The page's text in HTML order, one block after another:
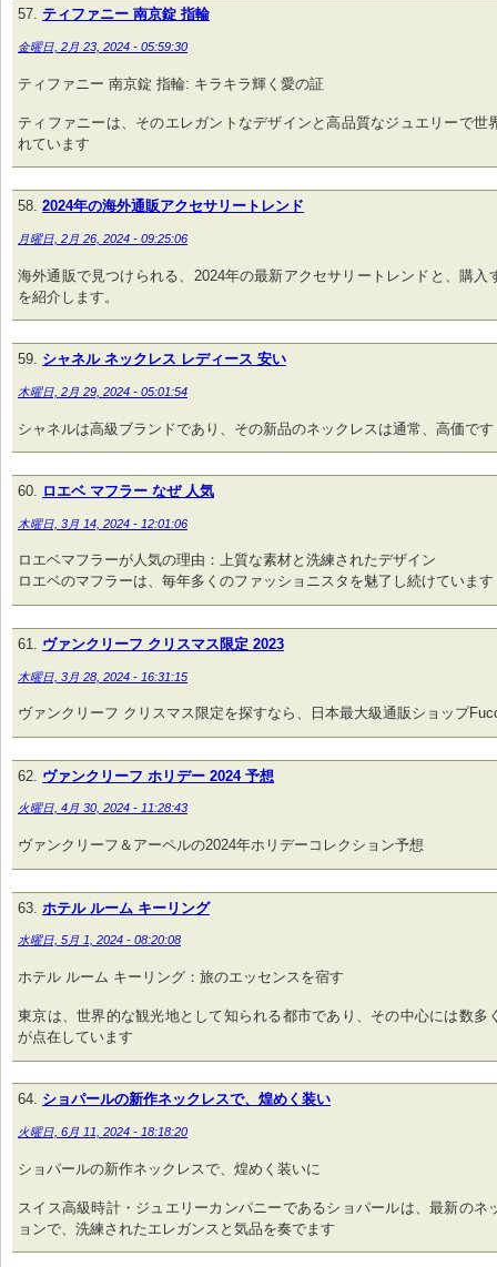
ティファニー 南京錠 指輪
金曜日, 2月 23, 2024 - 05:59:30
ティファニー 南京錠 指輪: キラキラ輝く愛の証
ティファニーは、そのエレガントなデザインと高品質なジュエリーで世
れています
2024年の海外通販アクセサリートレンド
月曜日, 2月 26, 2024 - 09:25:06
海外通販で見つけられる、2024年の最新アクセサリートレンドと、購入
を紹介します。
シャネル ネックレス レディース 安い
木曜日, 2月 29, 2024 - 05:01:54
シャネルは高級ブランドであり、その新品のネックレスは通常、高価です
ロエベ マフラー なぜ 人気
木曜日, 3月 14, 2024 - 12:01:06
ロエベマフラーが人気の理由：上質な素材と洗練されたデザイン
ロエベのマフラーは、毎年多くのファッショニスタを魅了し続けています
ヴァンクリーフ クリスマス限定 2023
木曜日, 3月 28, 2024 - 16:31:15
ヴァンクリーフ クリスマス限定を探すなら、日本最大級通販ショップ
ヴァンクリーフ ホリデー 2024 予想
火曜日, 4月 30, 2024 - 11:28:43
ヴァンクリーフ＆アーペルの2024年ホリデーコレクション予想
ホテル ルーム キーリング
水曜日, 5月 1, 2024 - 08:20:08
ホテル ルーム キーリング：旅のエッセンスを宿す
東京は、世界的な観光地として知られる都市であり、その中心には数多
が点在しています
ショパールの新作ネックレスで、煌めく装い
火曜日, 6月 11, 2024 - 18:18:20
ショパールの新作ネックレスで、煌めく装いに
スイス高級時計・ジュエリーカンパニーであるショパールは、最新のネ
ョンで、洗練されたエレガンスと気品を奏でます